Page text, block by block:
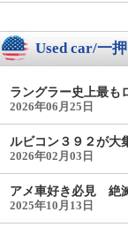
Used car/一
ラングラー史上最も
2026年06月25日
ルビコン３９２が大
2026年02月03日
アメ車好き必見 絶
2025年10月13日